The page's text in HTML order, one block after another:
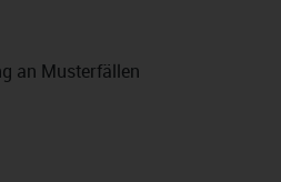
an Musterfällen